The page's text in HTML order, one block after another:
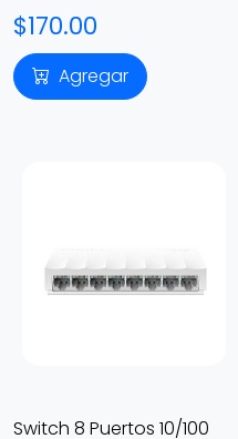
$170.00
Agregar
Switch 8 Puertos 10/100